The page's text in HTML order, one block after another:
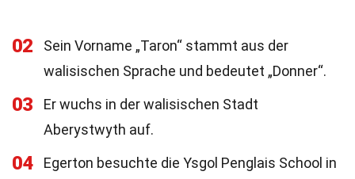
02
Sein Vorname „Taron“ stammt aus der
walisischen Sprache und bedeutet „Donner“.
03
Er wuchs in der walisischen Stadt
Aberystwyth auf.
04
Egerton besuchte die Ysgol Penglais School in